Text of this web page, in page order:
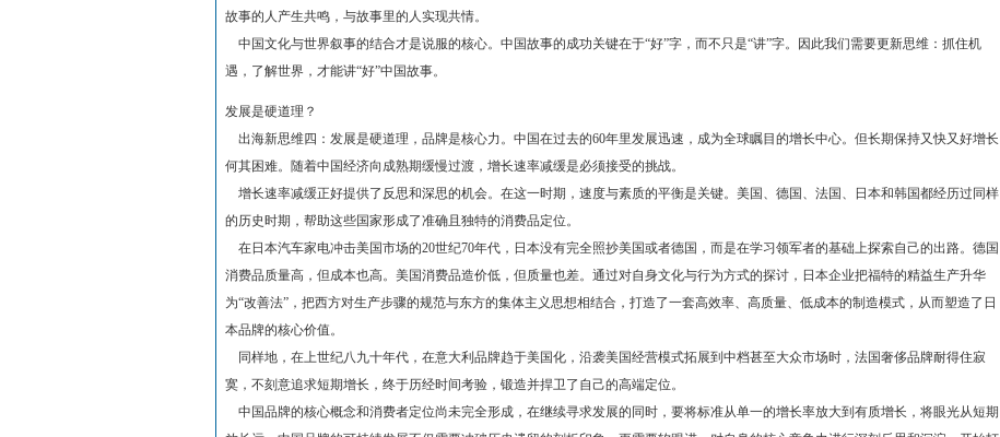
故事的人产生共鸣，与故事里的人实现共情。
中国文化与世界叙事的结合才是说服的核心。中国故事的成功关键在于“好”字，而不只是“讲”字。因此我们需要更新思维：抓住机
遇，了解世界，才能讲“好”中国故事。
发展是硬道理？
出海新思维四：发展是硬道理，品牌是核心力。中国在过去的60年里发展迅速，成为全球瞩目的增长中心。但长期保持又快又好增长
何其困难。随着中国经济向成熟期缓慢过渡，增长速率减缓是必须接受的挑战。
增长速率减缓正好提供了反思和深思的机会。在这一时期，速度与素质的平衡是关键。美国、德国、法国、日本和韩国都经历过同样
的历史时期，帮助这些国家形成了准确且独特的消费品定位。
在日本汽车家电冲击美国市场的20世纪70年代，日本没有完全照抄美国或者德国，而是在学习领军者的基础上探索自己的出路。德国
消费品质量高，但成本也高。美国消费品造价低，但质量也差。通过对自身文化与行为方式的探讨，日本企业把福特的精益生产升华
为“改善法”，把西方对生产步骤的规范与东方的集体主义思想相结合，打造了一套高效率、高质量、低成本的制造模式，从而塑造了日
本品牌的核心价值。
同样地，在上世纪八九十年代，在意大利品牌趋于美国化，沿袭美国经营模式拓展到中档甚至大众市场时，法国奢侈品牌耐得住寂
寞，不刻意追求短期增长，终于历经时间考验，锻造并捍卫了自己的高端定位。
中国品牌的核心概念和消费者定位尚未完全形成，在继续寻求发展的同时，要将标准从单一的增长率放大到有质增长，将眼光从短期